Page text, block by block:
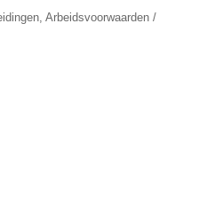
Arbeidsvoorwaarden /